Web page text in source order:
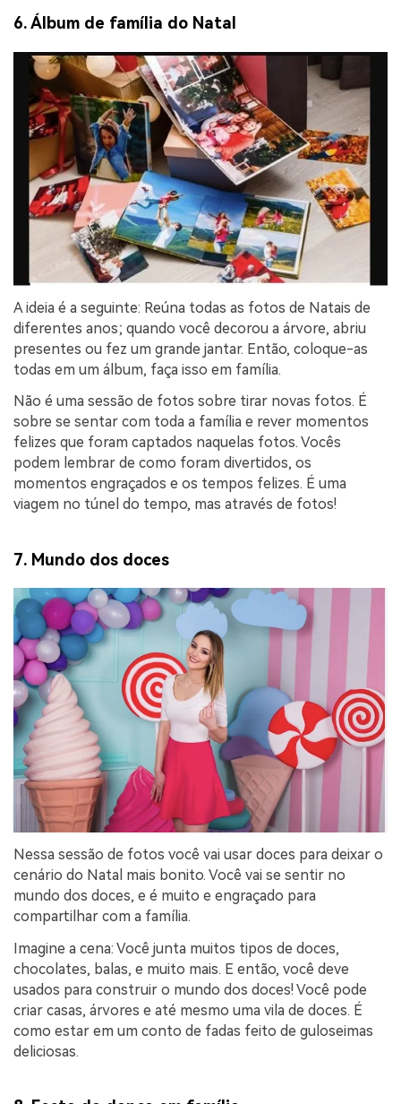
6. Álbum de família do Natal
A ideia é a seguinte: Reúna todas as fotos de Natais de
diferentes anos; quando você decorou a árvore, abriu
presentes ou fez um grande jantar. Então, coloque-as
todas em um álbum, faça isso em família.
Não é uma sessão de fotos sobre tirar novas fotos. É
sobre se sentar com toda a família e rever momentos
felizes que foram captados naquelas fotos. Vocês
podem lembrar de como foram divertidos, os
momentos engraçados e os tempos felizes. É uma
viagem no túnel do tempo, mas através de fotos!
7. Mundo dos doces
Nessa sessão de fotos você vai usar doces para deixar o
cenário do Natal mais bonito. Você vai se sentir no
mundo dos doces, e é muito e engraçado para
compartilhar com a família.
Imagine a cena: Você junta muitos tipos de doces,
chocolates, balas, e muito mais. E então, você deve
usados para construir o mundo dos doces! Você pode
criar casas, árvores e até mesmo uma vila de doces. É
como estar em um conto de fadas feito de guloseimas
deliciosas.